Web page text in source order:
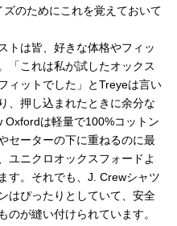
のためにこれを覚えておいて
トは皆、好きな体格やフィッ
「これは私が試したオックス
ィットでした」とTreyeは言い
、押し込まれたときに余分な
は軽量で100%コットン
セーターの下に重ねるのに最
ユニクロオックスフォードよ
す。それでも、J. Crewシャツ
はぴったりとしていて、安全
のが縫い付けられています。